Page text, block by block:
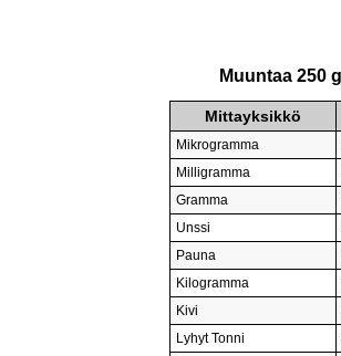
Muuntaa 250
Mittayksikkö
Mikrogramma
Milligramma
Gramma
Unssi
Pauna
Kilogramma
Kivi
Lyhyt Tonni